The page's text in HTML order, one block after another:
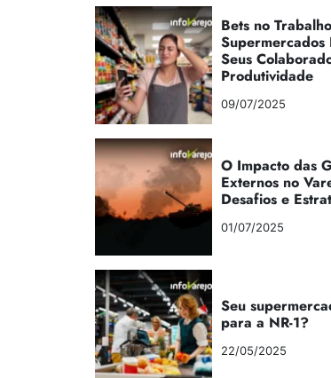
Bets no
Seus
Produtividade
09/07/2025
O Impacto das
Externos no
Desafios e
01/07/2025
Seu
para a NR-1?
22/05/2025